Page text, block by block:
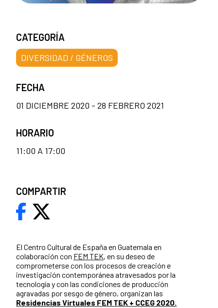
El Centro Cultural de España en Guatemala en
colaboración con FEM TEK, en su deseo de
comprometerse con los procesos de creación e
investigación contemporánea atravesados por la
tecnología y con las condiciones de producción
agravadas por sesgo de género, organizan las
Residencias Virtuales FEM TEK + CCEG 2020.
CATEGORÍA
DIVERSIDAD / GÉNEROS
FECHA
01 DICIEMBRE 2020 - 28 FEBRERO 2021
HORARIO
11:00 A 17:00
COMPARTIR